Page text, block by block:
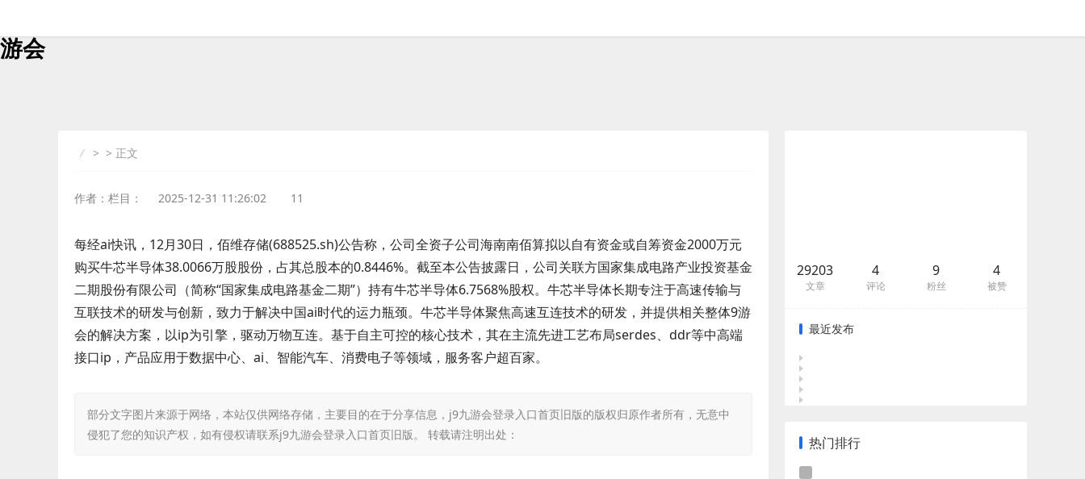
游会
> > 正文
作者：栏目： 2025-12-31 11:26:02 11
每经ai快讯，12月30日，佰维存储(688525.sh)公告称，公司全资子公司海南南佰算拟以自有资金或自筹资金2000万元
购买牛芯半导体38.0066万股股份，占其总股本的0.8446%。截至本公告披露日，公司关联方国家集成电路产业投资基金
二期股份有限公司（简称“国家集成电路基金二期”）持有牛芯半导体6.7568%股权。牛芯半导体长期专注于高速传输与
互联技术的研发与创新，致力于解决中国ai时代的运力瓶颈。牛芯半导体聚焦高速互连技术的研发，并提供相关整体9游
会的解决方案，以ip为引擎，驱动万物互连。基于自主可控的核心技术，其在主流先进工艺布局serdes、ddr等中高端
接口ip，产品应用于数据中心、ai、智能汽车、消费电子等领域，服务客户超百家。
部分文字图片来源于网络，本站仅供网络存储，主要目的在于分享信息，j9九游会登录入口首页旧版的版权归原作者所有，无意中
侵犯了您的知识产权，如有侵权请联系j9九游会登录入口首页旧版。 转载请注明出处：
29203
文章
4
评论
9
粉丝
4
被赞
最近发布
热门排行